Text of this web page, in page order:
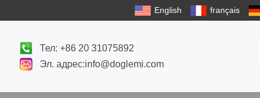
English français
Тел: +86 20 31075892
Эл. адрес:info@doglemi.com